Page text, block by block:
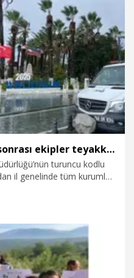
Kuvvetli yağmur uyarısı sonrası ekipler teyakkuza geçti
turuncu kodlu
il genelinde tüm kurumlar
34 motopomp ve 13 dalgıç
bildirildi.